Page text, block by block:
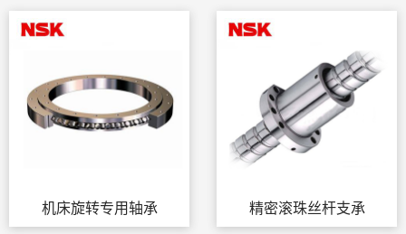
机床旋转专用轴承 精密滚珠丝杆支承